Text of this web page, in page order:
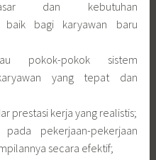
secara efektif;
organisasi;
memahami tugas
kerja; serta
kerja sama dan saling
antar satuan organisasi.
ANJAB ABK KLIK